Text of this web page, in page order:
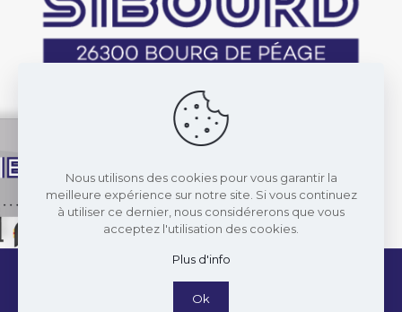
© 2022 Transports Philippe Sibourd. Réalisé par
Licom Développement
Nous utilisons des cookies pour vous garantir la
meilleure expérience sur notre site. Si vous continuez
à utiliser ce dernier, nous considérerons que vous
acceptez l'utilisation des cookies.
Plus d'info
Ok